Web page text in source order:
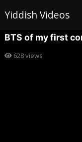
Yiddish Videos
BTS of my first
628views